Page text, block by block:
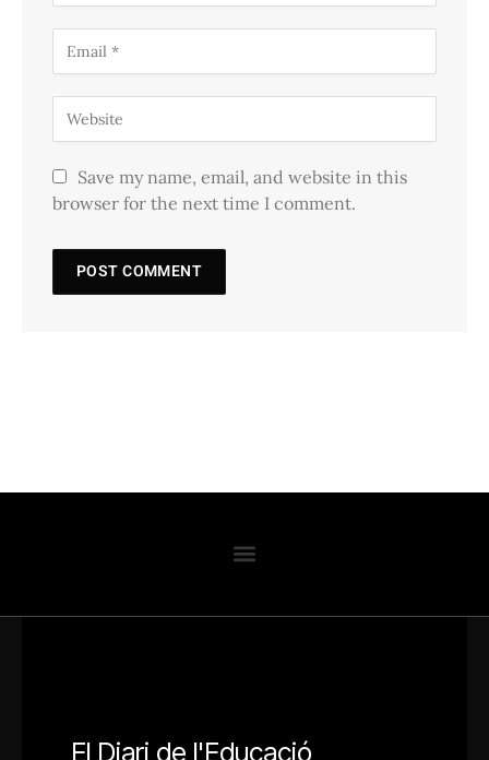
Save my name, email, and website in this
browser for the next time I comment.